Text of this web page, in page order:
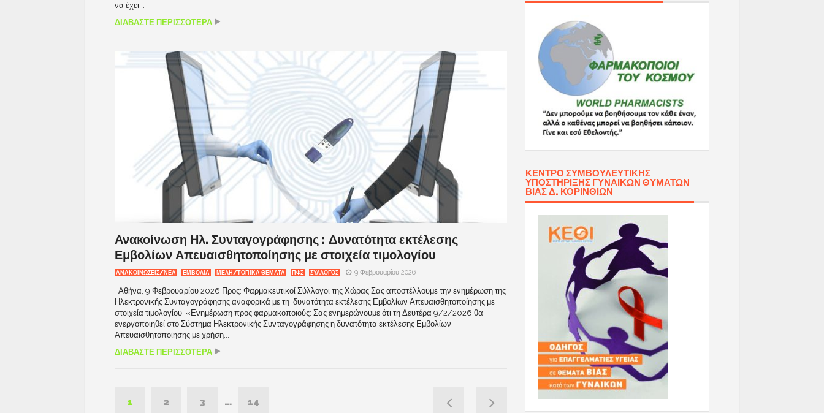
να έχει...
ΔΙΑΒΑΣΤΕ ΠΕΡΙΣΣΟΤΕΡΑ
Ανακοίνωση Ηλ. Συνταγογράφησης : Δυνατότητα εκτέλεσης
Εμβολίων Απευαισθητοποίησης με στοιχεία τιμολογίου
ΑΝΑΚΟΙΝΩΣΕΙΣ/ΝΕΑ ΕΜΒΟΛΙΑ ΜΕΛΗ/ΤΟΠΙΚΑ ΘΕΜΑΤΑ ΠΦΣ ΣΥΛΛΟΓΟΣ 9 Φεβρουαρίου 2026
Αθήνα, 9 Φεβρουαρίου 2026 Προς: Φαρμακευτικοί Σύλλογοι της Χώρας Σας αποστέλλουμε την ενημέρωση της
Ηλεκτρονικής Συνταγογράφησης αναφορικά με τη δυνατότητα εκτέλεσης Εμβολίων Απευαισθητοποίησης με
στοιχεία τιμολογίου. «Ενημέρωση προς φαρμακοποιούς: Σας ενημερώνουμε ότι τη Δευτέρα 9/2/2026 θα
ενεργοποιηθεί στο Σύστημα Ηλεκτρονικής Συνταγογράφησης η δυνατότητα εκτέλεσης Εμβολίων
Απευαισθητοποίησης με χρήση...
ΔΙΑΒΑΣΤΕ ΠΕΡΙΣΣΟΤΕΡΑ
1 2 3 … 14
ΚΈΝΤΡΟ ΣΥΜΒΟΥΛΕΥΤΙΚΉΣ
ΥΠΟΣΤΉΡΙΞΗΣ ΓΥΝΑΙΚΏΝ ΘΥΜΆΤΩΝ
ΒΊΑΣ Δ. ΚΟΡΙΝΘΊΩΝ